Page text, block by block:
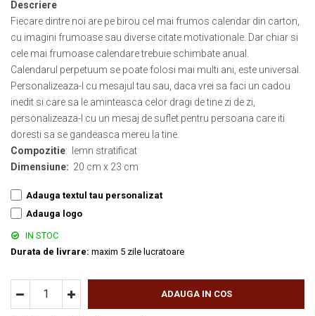
Muzeul National de Istorie a Romaniei
Muzeul Unirii Iasi
Orase si zone istorice
Brasov
Bucuresti
Cluj Napoca
Colonada Imperiala, Buzias
Iasi
Maramures
Sibiu
Timisoara
Palate si Curti Domnesti
Curtea Domneasca, Targoviste
Ruginoasa
Palatul Culturii Iasi
Suport pahare suvenir
Suport pahare suvenir din lemn
Suport pahare suvenir din pluta
Tablou suvenir
Tablouri acuarela
Tablouri gravate
Tablouri metalice
Colectia "Belle Epoque"
Colectia "Visit Romania"
Colectia Vintage
Descriere
Fiecare dintre noi are pe birou cel mai frumos calendar din carton,
cu imagini frumoase sau diverse citate motivationale. Dar chiar si
cele mai frumoase calendare trebuie schimbate anual.
Calendarul perpetuum se poate folosi mai multi ani, este universal.
Personalizeaza-l cu mesajul tau sau, daca vrei sa faci un cadou
inedit si care sa le aminteasca celor dragi de tine zi de zi,
personalizeaza-l cu un mesaj de suflet pentru persoana care iti
doresti sa se gandeasca mereu la tine.
Compozitie: lemn stratificat
Dimensiune: 20 cm x 23 cm
Adauga textul tau personalizat
Adauga logo
IN STOC
Durata de livrare: maxim 5 zile lucratoare
ADAUGA IN COS